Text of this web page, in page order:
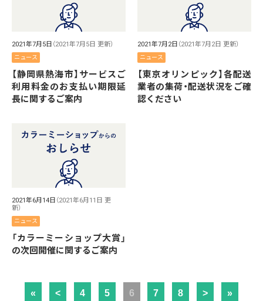
2021年7月5日 （2021年7月5日 更新）
ニュース
【静岡県熱海市】サービスご
利用料金のお支払い期限延
長に関するご案内
2021年7月2日 （2021年7月2日 更新）
ニュース
【東京オリンピック】各配送
業者の集荷・配送状況をご確
認ください
2021年6月14日 （2021年6月11日 更
新）
ニュース
「カラーミーショップ大賞」
の次回開催に関するご案内
« < 4 5 6 7 8 > »